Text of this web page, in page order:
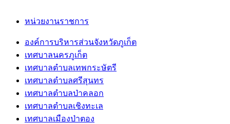
หน่วยงานราชการ
องค์การบริหารส่วนจังหวัดภูเก็ต
เทศบาลนครภูเก็ต
เทศบาลตำบลเทพกระษัตรี
เทศบาลตำบลศรีสุนทร
เทศบาลตำบลป่าคลอก
เทศบาลตำบลเชิงทะเล
เทศบาลเมืองป่าตอง